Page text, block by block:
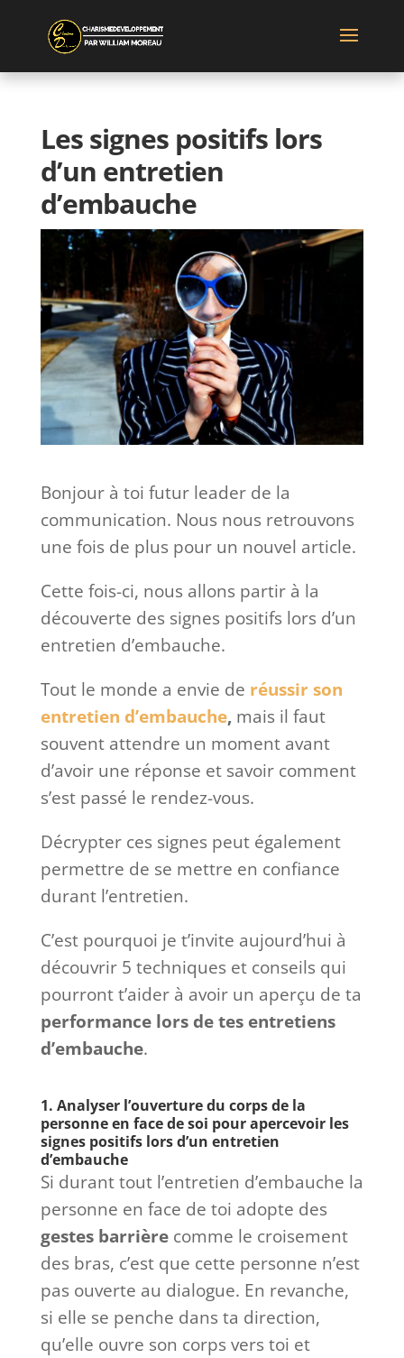
Les signes positifs lors
d’un entretien
d’embauche
Bonjour à toi futur leader de la
communication. Nous nous retrouvons
une fois de plus pour un nouvel article.
Cette fois-ci, nous allons partir à la
découverte des signes positifs lors d’un
entretien d’embauche.
Tout le monde a envie de réussir son
entretien d’embauche, mais il faut
souvent attendre un moment avant
d’avoir une réponse et savoir comment
s’est passé le rendez-vous.
Décrypter ces signes peut également
permettre de se mettre en confiance
durant l’entretien.
C’est pourquoi je t’invite aujourd’hui à
découvrir 5 techniques et conseils qui
pourront t’aider à avoir un aperçu de ta
performance lors de tes entretiens
d’embauche.
1. Analyser l’ouverture du corps de la
personne en face de soi pour apercevoir les
signes positifs lors d’un entretien
d’embauche
Si durant tout l’entretien d’embauche la
personne en face de toi adopte des
gestes barrière comme le croisement
des bras, c’est que cette personne n’est
pas ouverte au dialogue. En revanche,
si elle se penche dans ta direction,
qu’elle ouvre son corps vers toi et